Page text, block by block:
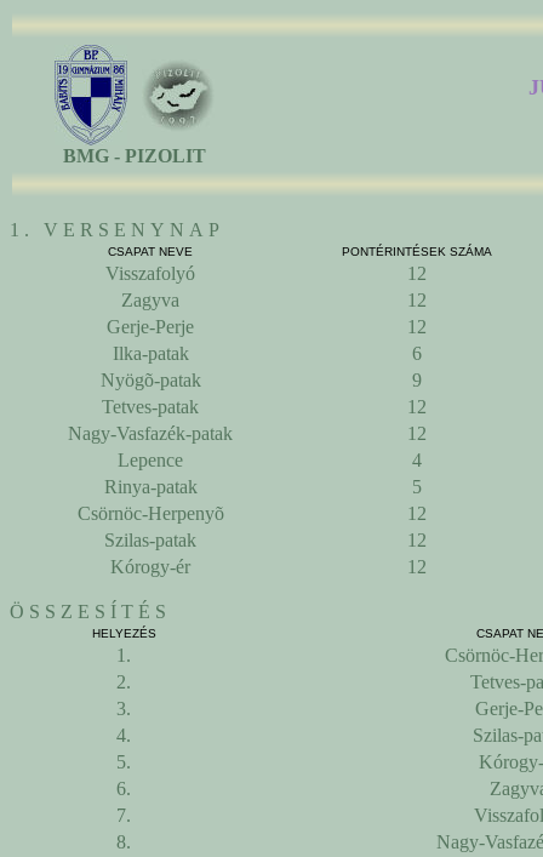
BMG - PIZOLIT
1 . V E R S E N Y N A P
CSAPAT NEVE PONTÉRINTÉSEK SZÁMA
Visszafolyó
12
Zagyva
12
Gerje-Perje
12
Ilka-patak
6
Nyögõ-patak
9
Tetves-patak
12
Nagy-Vasfazék-patak
12
Lepence
4
Rinya-patak
5
Csörnöc-Herpenyõ
12
Szilas-patak
12
Kórogy-ér
12
Ö S S Z E S Í T É S
HELYEZÉS CSAPAT
1.
Csörnöc-
2.
Tetves-
3.
Gerje-
4.
Szilas-
5.
6.
7.
8.
Nagy-